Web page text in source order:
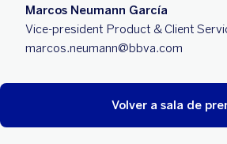
Marcos Neumann García
Vice-president Product & Client
marcos.neumann@bbva.com
Volver a sala de